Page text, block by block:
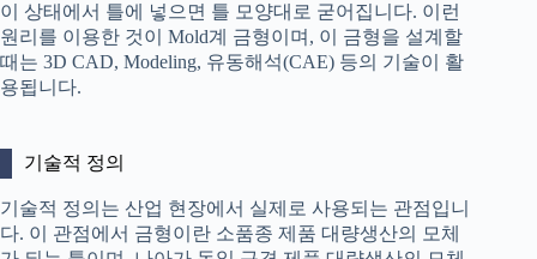
이 상태에서 틀에 넣으면 틀 모양대로 굳어집니다. 이런
원리를 이용한 것이 Mold계 금형이며, 이 금형을 설계할
때는 3D CAD, Modeling, 유동해석(CAE) 등의 기술이 활
용됩니다.
기술적 정의
기술적 정의는 산업 현장에서 실제로 사용되는 관점입니
다. 이 관점에서 금형이란 소품종 제품 대량생산의 모체